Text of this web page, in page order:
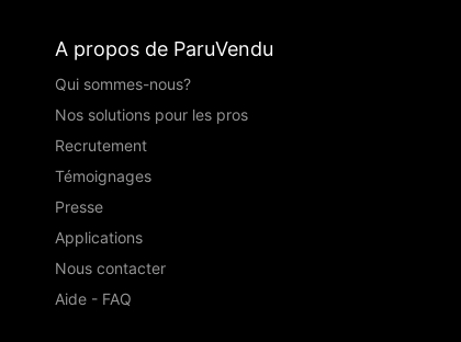
A propos de ParuVendu
Qui sommes-nous?
Nos solutions pour les pros
Recrutement
Témoignages
Presse
Applications
Nous contacter
Aide - FAQ